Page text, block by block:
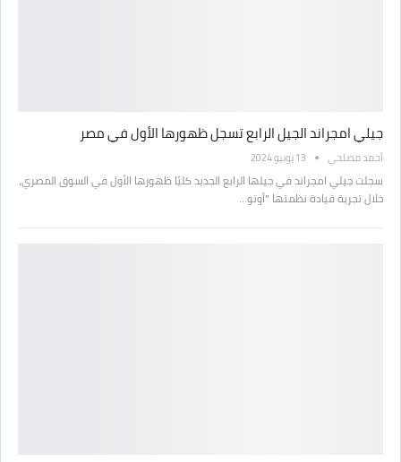
جيلي امجراند الجيل الرابع تسجل ظهورها الأول في مصر
أحمد مصلحي 13 يونيو 2024
سجلت جيلي امجراند في جيلها الرابع الجديد كليًا ظهورها الأول في السوق المصري،
خلال تجربة قيادة نظمتها "أوتو…